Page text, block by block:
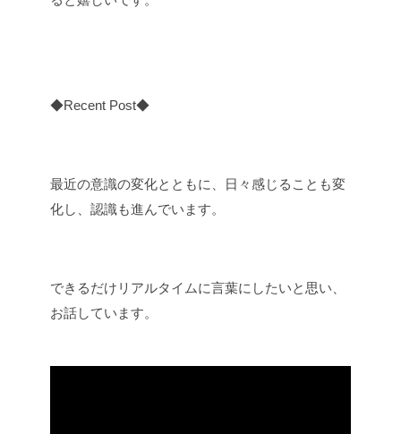
◆Recent Post◆
最近の意識の変化とともに、日々感じることも変
化し、認識も進んでいます。
できるだけリアルタイムに言葉にしたいと思い、
お話しています。